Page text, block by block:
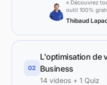
« Découvrez
outil 100%
Thibaud
02
L'optimisation de
Business
14 videos + 1 Quiz